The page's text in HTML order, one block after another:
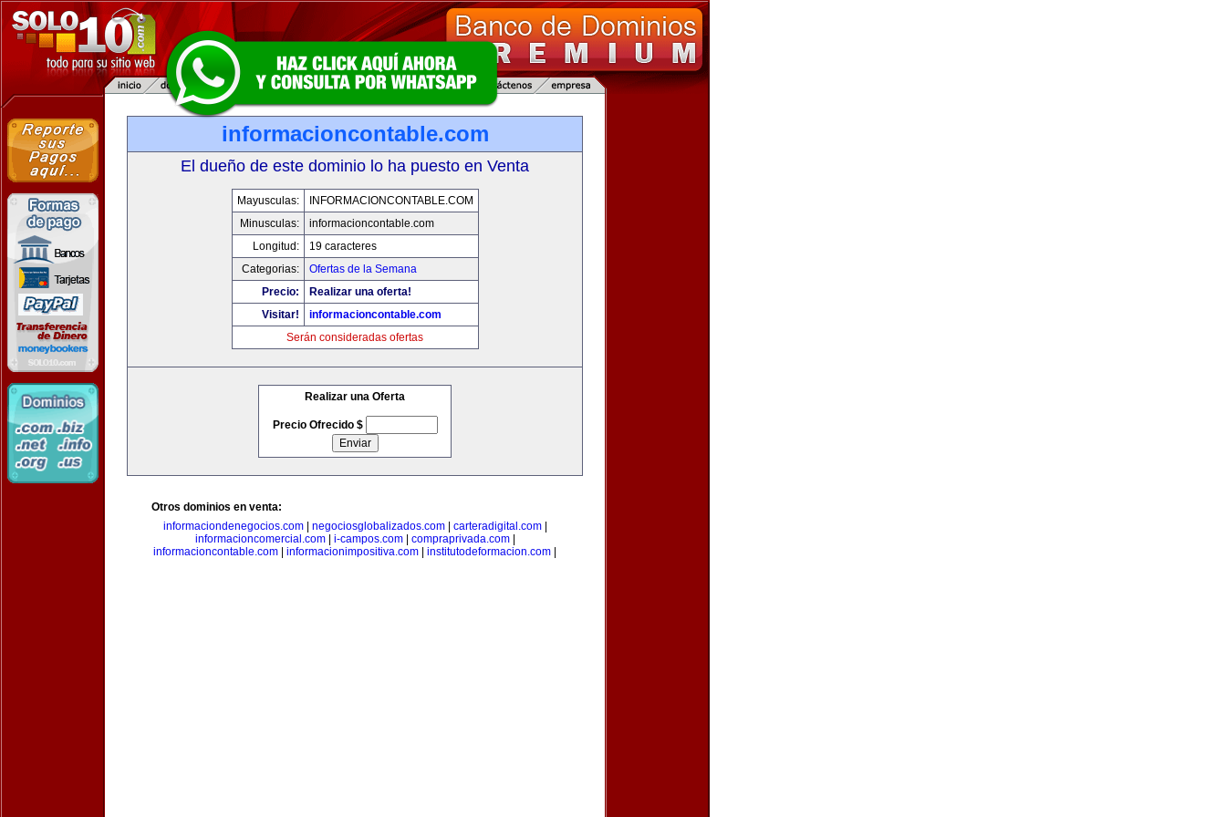
informacioncontable.com
El dueño de este dominio lo ha puesto en Venta
Mayusculas:
INFORMACIONCONTABLE.COM
Minusculas:
informacioncontable.com
Longitud:
19 caracteres
Categorias:
Ofertas de la Semana
Precio:
Realizar una oferta!
Visitar!
informacioncontable.com
Serán consideradas ofertas
Realizar una Oferta
Precio Ofrecido $
Otros dominios en venta:
informaciondenegocios.com| negociosglobalizados.com| carteradigital.com|
informacioncomercial.com| i-campos.com| compraprivada.com|
informacioncontable.com
informacionimpositiva.com institutodeformacion.com